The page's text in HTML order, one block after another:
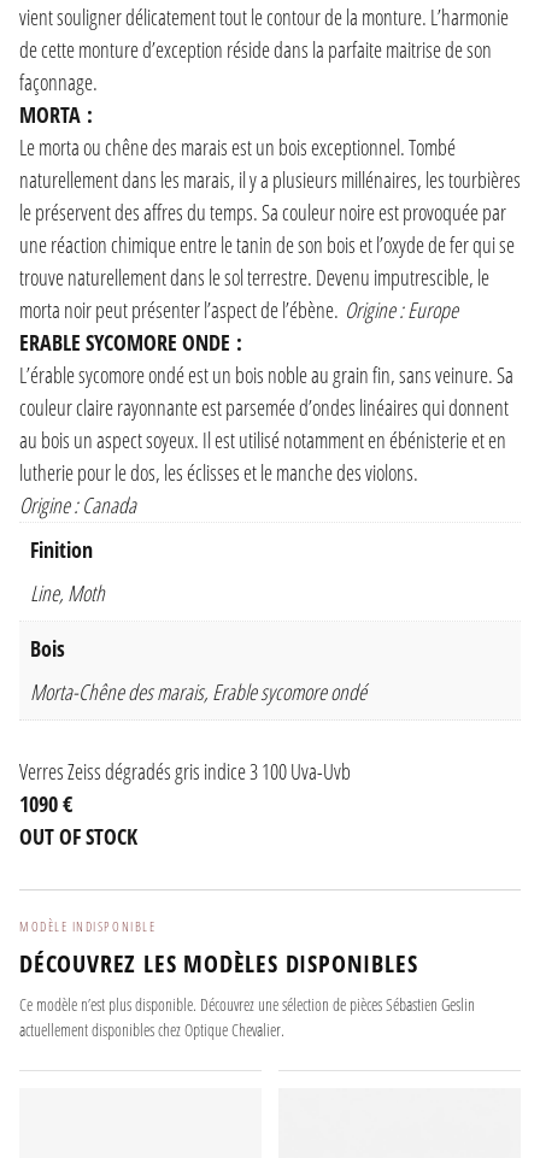
vient souligner délicatement tout le contour de la monture. L’harmonie
de cette monture d’exception réside dans la parfaite maitrise de son
façonnage.
MORTA :
Le morta ou chêne des marais est un bois exceptionnel. Tombé
naturellement dans les marais, il y a plusieurs millénaires, les tourbières
le préservent des affres du temps. Sa couleur noire est provoquée par
une réaction chimique entre le tanin de son bois et l’oxyde de fer qui se
trouve naturellement dans le sol terrestre. Devenu imputrescible, le
morta noir peut présenter l’aspect de l’ébène. Origine : Europe
ERABLE SYCOMORE ONDE :
L’érable sycomore ondé est un bois noble au grain fin, sans veinure. Sa
couleur claire rayonnante est parsemée d’ondes linéaires qui donnent
au bois un aspect soyeux. Il est utilisé notamment en ébénisterie et en
lutherie pour le dos, les éclisses et le manche des violons.
Origine : Canada
Finition
Line, Moth
Bois
Morta-Chêne des marais, Erable sycomore ondé
Verres Zeiss dégradés gris indice 3 100 Uva-Uvb
1090 €
OUT OF STOCK
MODÈLE INDISPONIBLE
DÉCOUVREZ LES MODÈLES DISPONIBLES
Ce modèle n’est plus disponible. Découvrez une sélection de pièces Sébastien Geslin
actuellement disponibles chez Optique Chevalier.